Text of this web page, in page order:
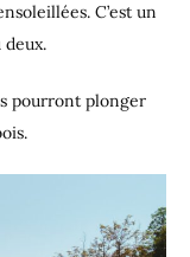
C’est un
pourront plonger